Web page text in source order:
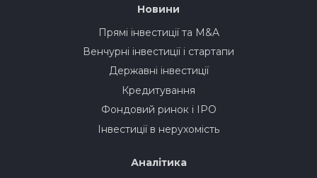
Новини
Прямі інвестиції та M&A
Венчурні інвестиції і стартапи
Державні інвестиції
Кредитування
Фондовий ринок і IPO
Інвестиції в нерухомість
Аналітика